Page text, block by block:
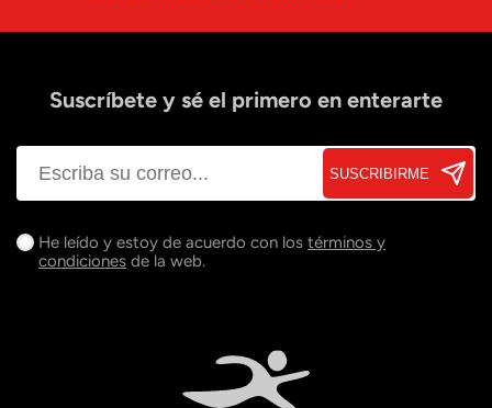
Suscríbete y sé el primero en enterarte
SUSCRIBIRME
He leído y estoy de acuerdo con los términos y
condiciones de la web.